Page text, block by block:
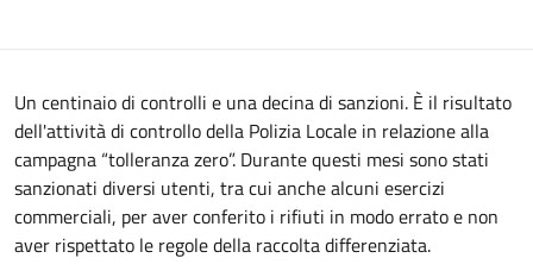
Un centinaio di controlli e una decina di sanzioni. È il risultato
dell'attività di controllo della Polizia Locale in relazione alla
campagna “tolleranza zero”. Durante questi mesi sono stati
sanzionati diversi utenti, tra cui anche alcuni esercizi
commerciali, per aver conferito i rifiuti in modo errato e non
aver rispettato le regole della raccolta differenziata.